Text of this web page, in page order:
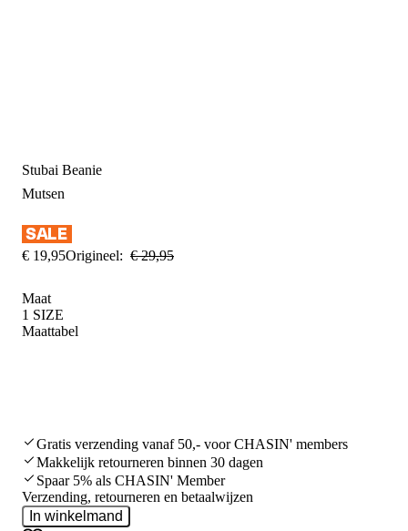
Stubai Beanie
Mutsen
€ 19,95Origineel: € 29,95
Maat
1 SIZE
Maattabel
Gratis verzending vanaf 50,- voor CHASIN' members
Makkelijk retourneren binnen 30 dagen
Spaar 5% als CHASIN' Member
Verzending, retourneren en betaalwijzen
In winkelmand